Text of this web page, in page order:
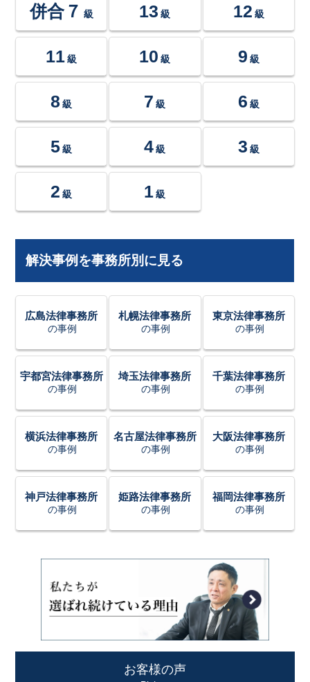
併合７ 級 13 級 12 級
11 級 10 級 9 級
8 級 7 級 6 級
5 級 4 級 3 級
2 級 1 級
解決事例を事務所別に見る
広島法律事務所
の事例
札幌法律事務所
の事例
東京法律事務所
の事例
宇都宮法律事務所
の事例
埼玉法律事務所
の事例
千葉法律事務所
の事例
横浜法律事務所
の事例
名古屋法律事務所
の事例
大阪法律事務所
の事例
神戸法律事務所
の事例
姫路法律事務所
の事例
福岡法律事務所
の事例
お客様の声